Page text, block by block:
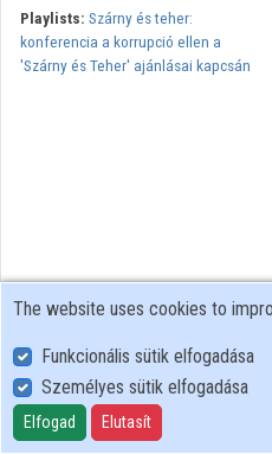
Contributors
Playlists: Szárny és teher:
konferencia a korrupció ellen a
'Szárny és Teher' ajánlásai kapcsán
User Policy
Adatkezelési tájékoztató (en)
Cookie Policy
The website uses cookies to
Funkcionális sütik elfogadása
Személyes sütik elfogadása
Elfogad Elutasít